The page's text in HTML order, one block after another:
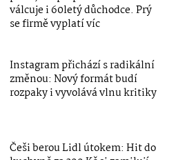
válcuje i 60letý důchodce. Prý
se firmě vyplatí víc
Instagram přichází s radikální
změnou: Nový formát budí
rozpaky i vyvolává vlnu kritiky
Češi berou Lidl útokem: Hit do